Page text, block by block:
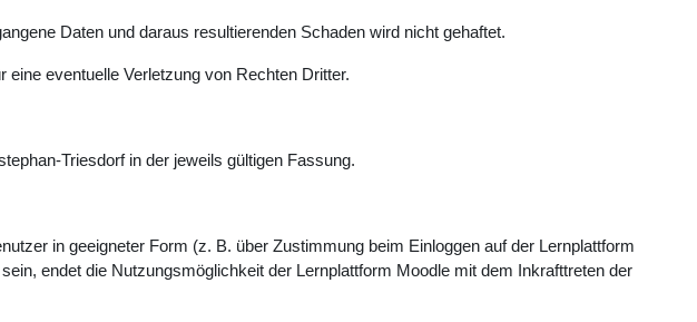
Daten und daraus resultierenden Schaden wird nicht gehaftet.
eventuelle Verletzung von Rechten Dritter.
Triesdorf in der jeweils gültigen Fassung.
in geeigneter Form (z. B. über Zustimmung beim Einloggen auf der Lernplattform
endet die Nutzungsmöglichkeit der Lernplattform Moodle mit dem Inkrafttreten der